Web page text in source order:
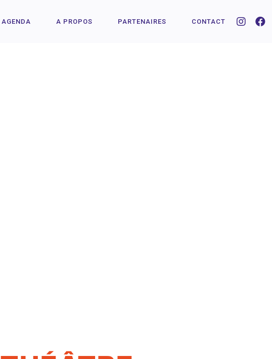
AGENDA A PROPOS PARTENAIRES CONTACT